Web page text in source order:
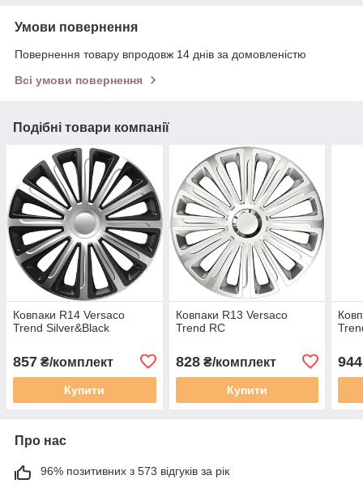
Умови повернення
Повернення товару впродовж 14 днів за домовленістю
Всі умови повернення
Подібні товари компанії
Ковпаки R14 Versaco
Trend Silver&Black
857 ₴/комплект
Купити
Ковпаки R13 Versaco
Trend RC
828₴/комплект
Купити
944
Про нас
96% позитивних з 573 відгуків за рік